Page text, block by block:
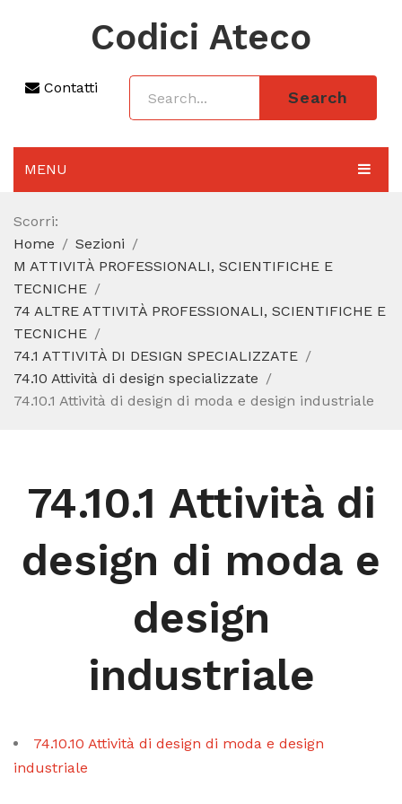
Codici Ateco
Contatti
Search
MENU
AGGIORNAMENTO 2025
SEZIONI
CODICE ATECO A COSA SERVE
CODICE FISCALE
Scorri:
Home
Sezioni
M ATTIVITÀ PROFESSIONALI, SCIENTIFICHE E
TECNICHE
74 ALTRE ATTIVITÀ PROFESSIONALI, SCIENTIFICHE E
TECNICHE
74.1 ATTIVITÀ DI DESIGN SPECIALIZZATE
74.10 Attività di design specializzate
74.10.1 Attività di design di moda e design industriale
74.10.1 Attività di
design di moda e
design
industriale
74.10.10 Attività di design di moda e design
industriale